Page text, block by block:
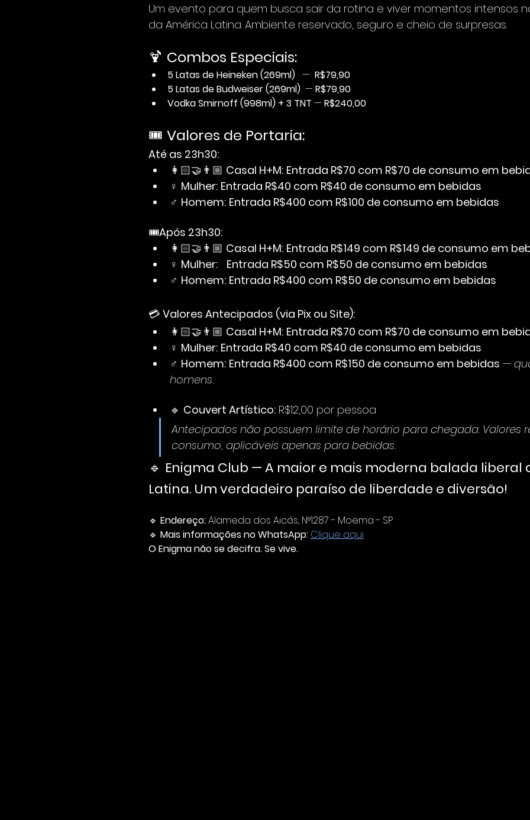
Um evento para quem busca sair da rotina e viver momentos intensos
da América Latina. Ambiente reservado, seguro e cheio de surpresas.
🍹 Combos Especiais:
5 Latas de Heineken (269ml) — R$79,90
5 Latas de Budweiser (269ml) — R$79,90
Vodka Smirnoff (998ml) + 3 TNT — R$240,00
🎟️ Valores de Portaria:
Até as 23h30:
👩🏻‍🤝‍👨🏼 Casal H+M: Entrada R$70 com R$70 de consumo em
♀ Mulher: Entrada R$40 com R$40 de consumo em bebidas
♂ Homem: Entrada R$400 com R$100 de consumo em bebidas
🎟️Após 23h30:
👩🏻‍🤝‍👨🏼 Casal H+M: Entrada R$149 com R$149 de consumo em
♀ Mulher:
Entrada R$50 com R$50 de consumo em bebidas
♂ Homem: Entrada R$400 com R$50 de consumo em bebidas
💳 Valores Antecipados (via Pix ou Site):
👩🏻‍🤝‍👨🏼 Casal H+M: Entrada R$70 com R$70 de consumo em
♀ Mulher: Entrada R$40 com R$40 de consumo em bebidas
♂ Homem: Entrada R$400 com R$150 de consumo em bebidas —
homens.
🔹 Couvert Artístico: R$12,00 por pessoa
Antecipados não possuem limite de horário para chegada. Valores
consumo, aplicáveis apenas para bebidas.
🔹 Enigma Club — A maior e mais moderna balada liberal
Latina. Um verdadeiro paraíso de liberdade e diversão!
🔹 Endereço: Alameda dos Aicás, N°1287 - Moema - SP
🔹 Mais informações no WhatsApp: Clique aqui
O Enigma não se decifra. Se vive.